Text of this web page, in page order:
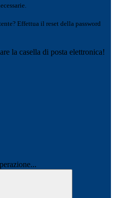
Effettua il reset della password
la casella di posta elettronica!